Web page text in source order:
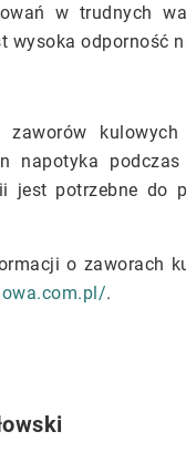
w trudnych
wysoka odporność
zaworów
napotyka
jest potrzebne do
o zaworach
.